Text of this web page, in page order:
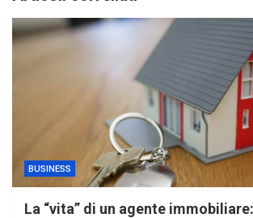
BUSINESS
La “vita” di un agente